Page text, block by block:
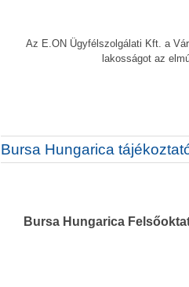
Az E.ON Ügyfélszolgálati Kft. a
lakosságot az
Bursa Hungarica
Bursa Hungarica